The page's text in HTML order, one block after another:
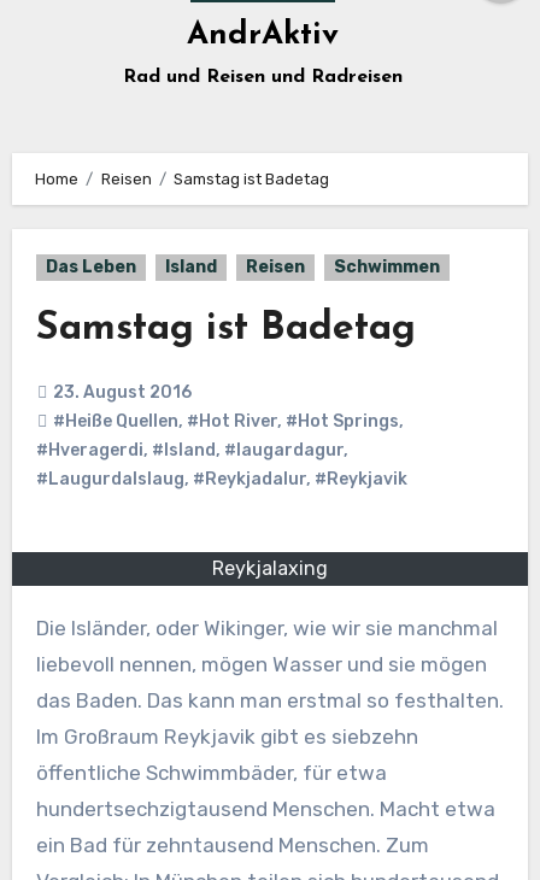
AndrAktiv
Rad und Reisen und Radreisen
Home Reisen Samstag ist Badetag
Das Leben Island Reisen Schwimmen
Samstag ist Badetag
23. August 2016
#Heiße Quellen, #Hot River, #Hot Springs,
#Hveragerdi, #Island, #laugardagur,
#Laugurdalslaug, #Reykjadalur, #Reykjavik
Reykjalaxing
Die Isländer, oder Wikinger, wie wir sie manchmal
liebevoll nennen, mögen Wasser und sie mögen
das Baden. Das kann man erstmal so festhalten.
Im Großraum Reykjavik gibt es siebzehn
öffentliche Schwimmbäder, für etwa
hundertsechzigtausend Menschen. Macht etwa
ein Bad für zehntausend Menschen. Zum